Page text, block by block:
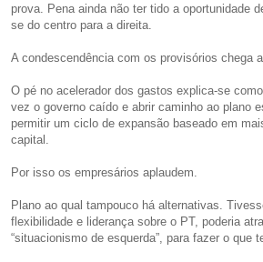
prova. Pena ainda não ter tido a oportunidade
se do centro para a direita.
A condescendência com os provisórios chega
O pé no acelerador dos gastos explica-se
vez o governo caído e abrir caminho ao plano
permitir um ciclo de expansão baseado em
capital.
Por isso os empresários aplaudem.
Plano ao qual tampouco há alternativas.
flexibilidade e liderança sobre o PT, poderia
“situacionismo de esquerda”, para fazer o que